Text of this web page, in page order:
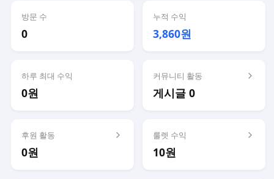
방문 수
0
누적 수익
3,860원
하루 최대 수익
0원
커뮤니티 활동
게시글 0
후원 활동
0원
룰렛 수익
10원